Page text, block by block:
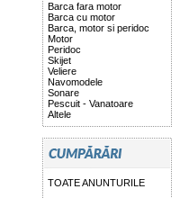
Barca fara motor
Barca cu motor
Barca, motor si peridoc
Motor
Peridoc
Skijet
Veliere
Navomodele
Sonare
Pescuit - Vanatoare
Altele
TOATE ANUNTURILE